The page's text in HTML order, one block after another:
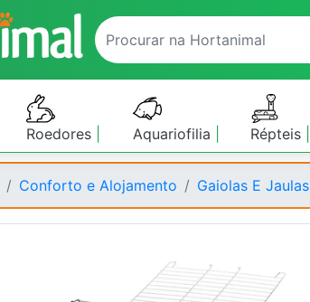
Roedores Aquariofilia Répteis
Conforto e Alojamento Gaiolas E Jaulas